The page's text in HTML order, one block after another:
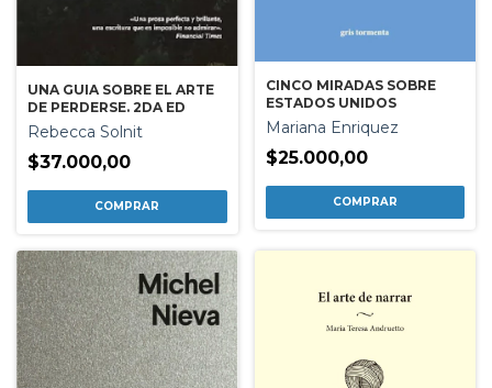
UNA GUIA SOBRE EL ARTE
DE PERDERSE. 2DA ED
Rebecca Solnit
$37.000,00
CINCO MIRADAS SOBRE
ESTADOS UNIDOS
Mariana Enriquez
$25.000,00